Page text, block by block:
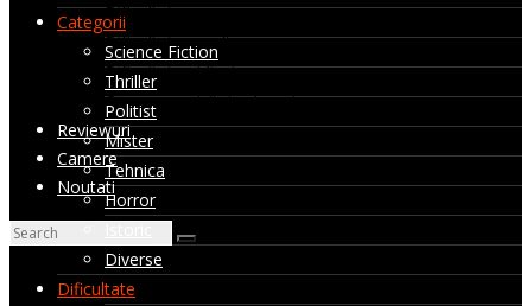
Dificultate: usoara
Dificultate: medie
Dificultate: ridicata
Camere nevizitate de noi
Reviewuri
Camere
Noutati
Categorii
Science Fiction
Thriller
Politist
Mister
Tehnica
Horror
Diverse
Dificultate